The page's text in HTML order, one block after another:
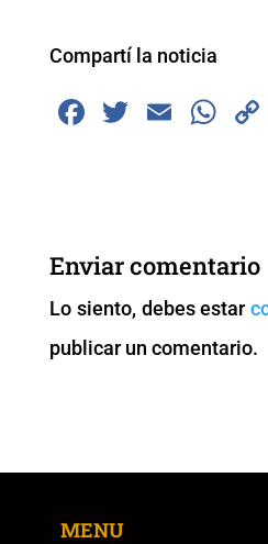
Compartí la noticia
F
b
o
o
k
T
E
W
A
p
p
Enviar comentario
Lo siento, debes estar
publicar un comentario.
MENU